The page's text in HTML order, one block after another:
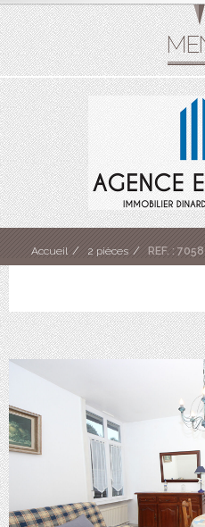
Accueil 2 pièces REF. : 7058